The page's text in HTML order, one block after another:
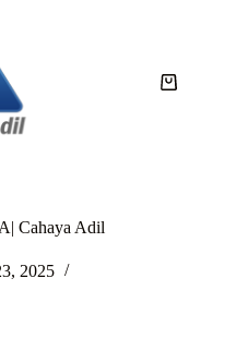
Cahaya Adil
2025